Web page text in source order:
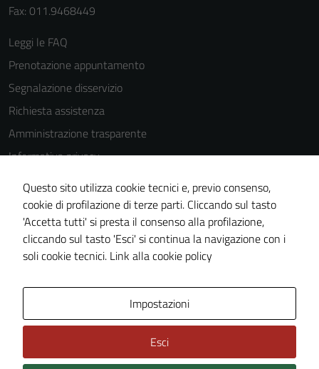
Fax: 011.9468449
Leggi le FAQ
Prenotazione appuntamento
Segnalazione disservizio
Richiesta assistenza
Amministrazione trasparente
Informativa privacy
Cookie Policy
Note legali
Dichiarazione di accessibilità
Piano di miglioramento del sito
Questo sito utilizza cookie tecnici e, previo consenso,
cookie di profilazione di terze parti. Cliccando sul tasto
'Accetta tutti' si presta il consenso alla profilazione,
cliccando sul tasto 'Esci' si continua la navigazione con i
soli cookie tecnici. Link alla cookie policy
Impostazioni
Esci